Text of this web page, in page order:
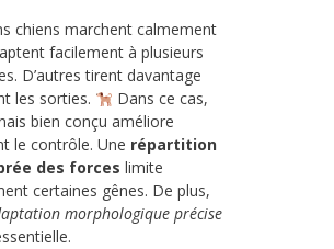
chiens marchent calmement
facilement à plusieurs
D’autres tirent davantage
les sorties.
Dans ce cas,
bien conçu améliore
le contrôle. Une répartition
des forces limite
certaines gênes. De plus,
morphologique précise